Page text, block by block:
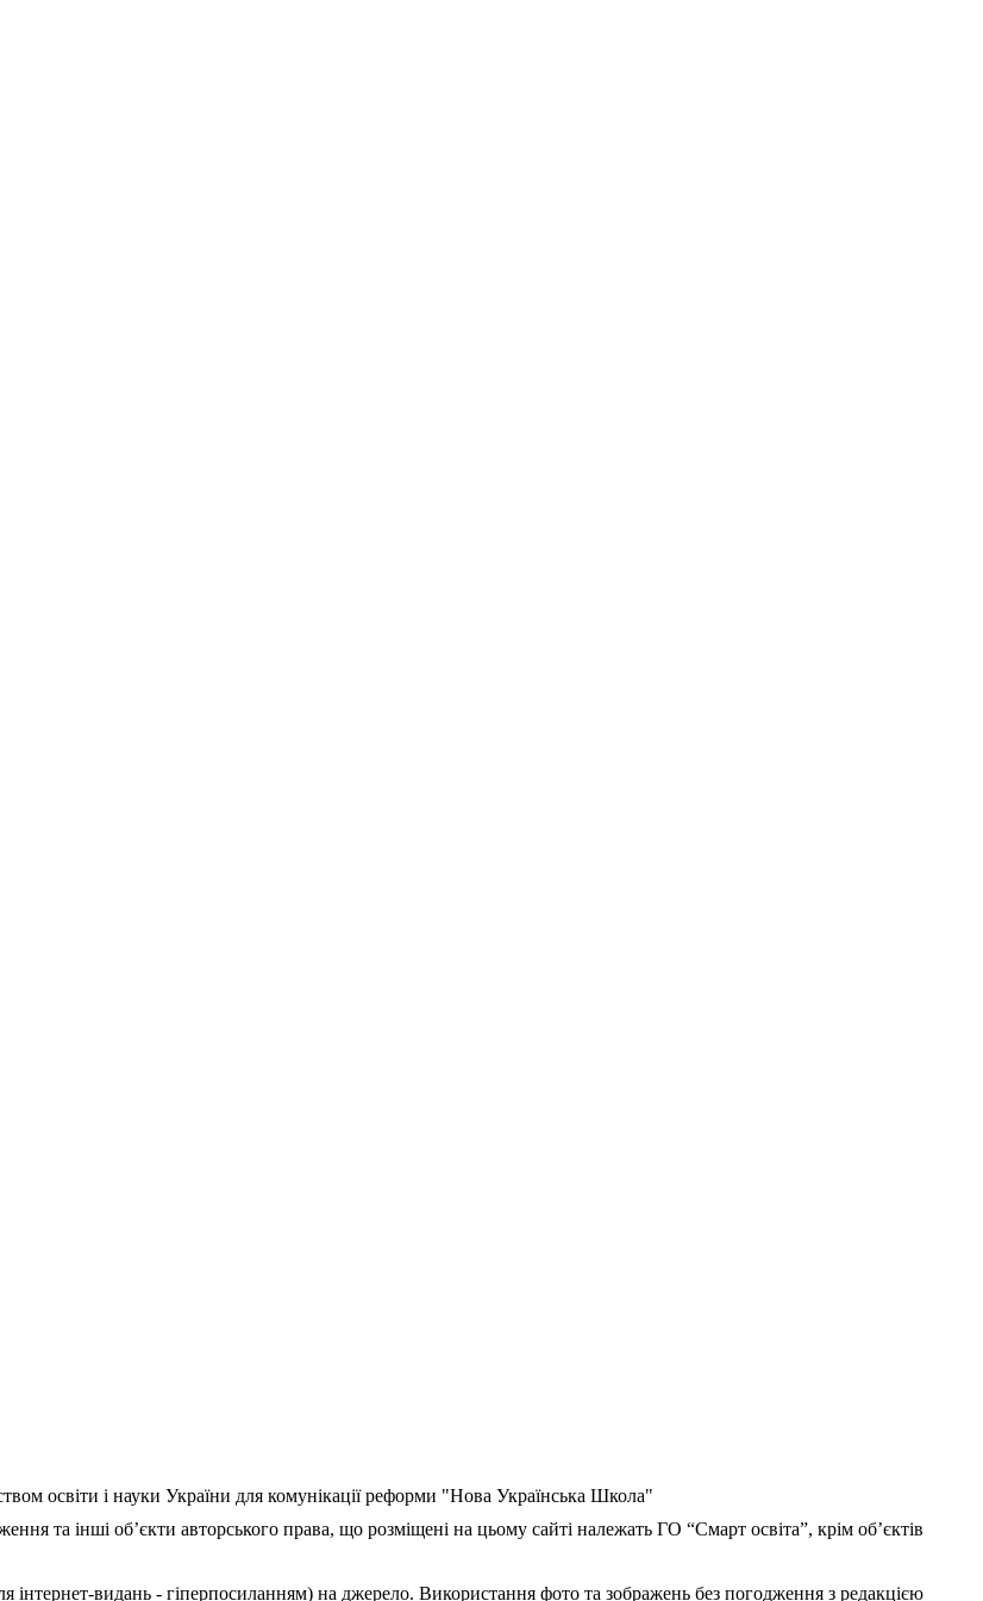
освіти і науки України для комунікації реформи "Нова Українська Школа"
та інші об’єкти авторського права, що розміщені на цьому сайті належать ГО “Смарт освіта”, крім об’єктів
інтернет-видань - гіперпосиланням) на джерело. Використання фото та зображень без погодження з редакцією